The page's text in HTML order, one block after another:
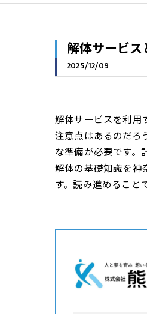
解体サービ
2025/12/09
解体サービスを利用
注意点はあるのだろ
な準備が必要です。
解体の基礎知識を神
す。読み進めること